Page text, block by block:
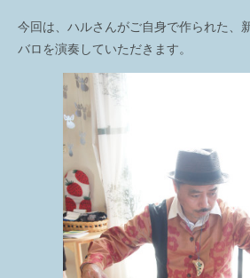
今回は、ハルさんがご自身で作られた、
バロを演奏していただきます。